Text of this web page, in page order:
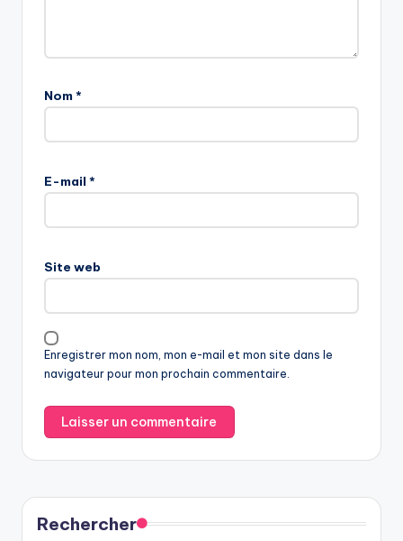
Nom *
E-mail *
Site web
Enregistrer mon nom, mon e-mail et mon site dans le
navigateur pour mon prochain commentaire.
Rechercher